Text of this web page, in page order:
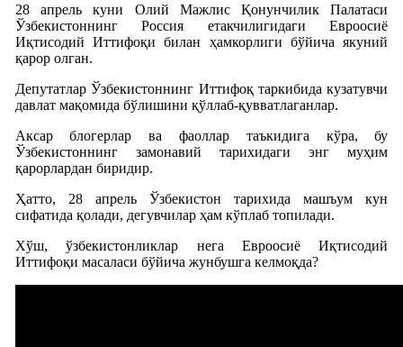
28 апрель куни Олий Мажлис Қонунчилик Палатаси
Ўзбекистоннинг Россия етакчилигидаги Евроосиё
Иқтисодий Иттифоқи билан ҳамкорлиги бўйича якуний
қарор олган.
Депутатлар Ўзбекистоннинг Иттифоқ таркибида кузатувчи
давлат мақомида бўлишини қўллаб-қувватлаганлар.
Аксар блогерлар ва фаоллар таъкидига кўра, бу
Ўзбекистоннинг замонавий тарихидаги энг муҳим
қарорлардан биридир.
Ҳатто, 28 апрель Ўзбекистон тарихида машъум кун
сифатида қолади, дегувчилар ҳам кўплаб топилади.
Хўш, ўзбекистонликлар нега Евроосиё Иқтисодий
Иттифоқи масаласи бўйича жунбушга келмоқда?